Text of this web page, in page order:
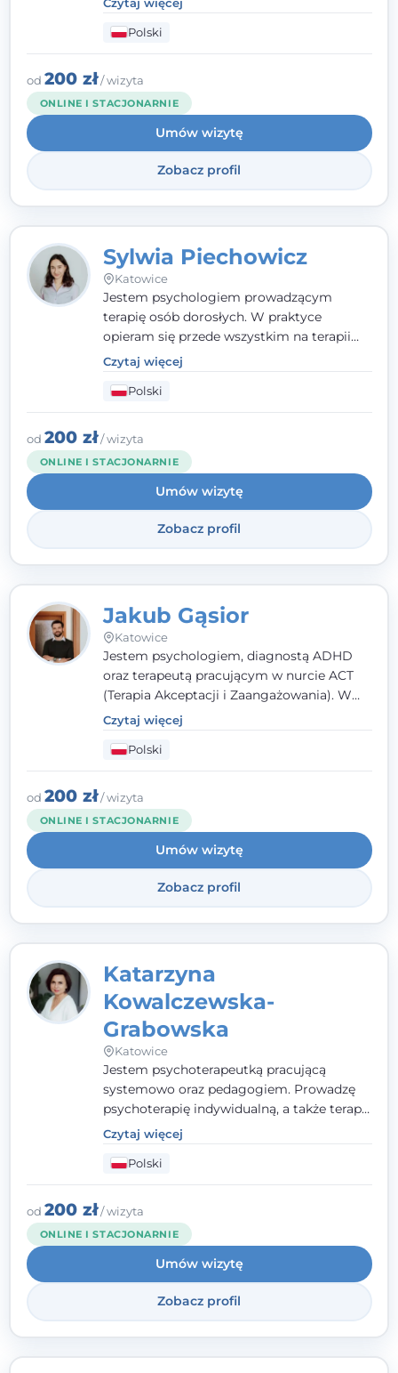
nawet jeśli na starcie nie wiesz dokładnie,
czego potrzebujesz, odkrywamy to razem,
krok po kroku. Towarzyszę dorosłym oraz
młodzieży od 13. roku życia.
Polski
od 200 zł/ wizyta
ONLINE I STACJONARNIE
Umów wizytę
Zobacz profil
Sylwia Piechowicz
Katowice
Jestem psychologiem prowadzącym
terapię osób dorosłych. W praktyce
opieram się przede wszystkim na terapii
poznawczo-behawioralnej (CBT), a także na
podejściu skoncentrowanym na
rozwiązaniach (TSR) oraz Racjonalnej
Terapii Zachowania (RTZ). Dużą wagę
przykładam do relacji opartej na empatii,
poczuciu bezpieczeństwa i wzajemnym
zrozumieniu.
Czytaj więcej
Polski
od 200 zł/ wizyta
ONLINE I STACJONARNIE
Umów wizytę
Zobacz profil
Jakub Gąsior
Katowice
Jestem psychologiem, diagnostą ADHD
oraz terapeutą pracującym w nurcie ACT
(Terapia Akceptacji i Zaangażowania). W
kontakcie z pacjentem najważniejsze są dla
mnie serdeczność, zrozumienie i atmosfera
pełna ciepła. Wierzę, że skuteczna terapia
to wspólne działanie - razem tworzymy
zespół, który szuka rozwiązań.
Czytaj więcej
Polski
od 200 zł/ wizyta
ONLINE I STACJONARNIE
Umów wizytę
Zobacz profil
Katarzyna
Kowalczewska-
Grabowska
Katowice
Jestem psychoterapeutką pracującą
systemowo oraz pedagogiem. Prowadzę
psychoterapię indywidualną, a także terapię
par, małżeństw i rodzin. Patrzę na
człowieka całościowo - w kontekście jego
relacji z rodziną, pracą i otoczeniem - i
opieram współpracę na Twoich mocnych
stronach.
Czytaj więcej
Polski
od 200 zł/ wizyta
ONLINE I STACJONARNIE
Umów wizytę
Zobacz profil